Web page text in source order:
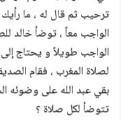
ترحيب ثم قال له ، ما
الواجب معاً ، توضأ خالد
الواجب طويلاً و يحتاج
لصلاة المغرب ، فقام
بقي عبد الله على وضوئه
تتوضأ لكل صلاة ؟